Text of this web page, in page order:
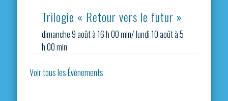
Trilogie « Retour vers le futur »
dimanche 9 août à 16 h 00 min/lundi 10 août à 5
h 00 min
Voir tous les Évènements